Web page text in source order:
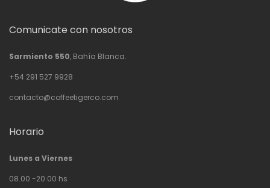
Comunicate con nosotros
Sarmiento 550, Bahía Blanca.
+54 291 527 9928
contacto@coffeetigerco.com
Horario
Lunes a Viernes
08.00 -20.00 hs